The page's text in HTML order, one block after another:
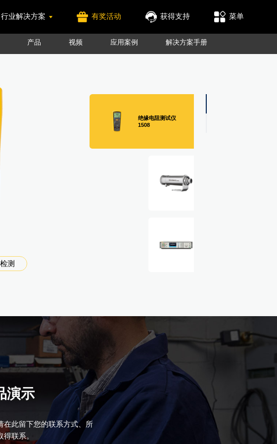
行业解决方案 有奖活动 获得支持 菜单
产品 视频 应用案例 解决方案手册
测
测
测
测
测
测
测
测
测
测
测
测
绝缘电阻测试仪
1508
演示
在此留下您的联系方式、所
联系。